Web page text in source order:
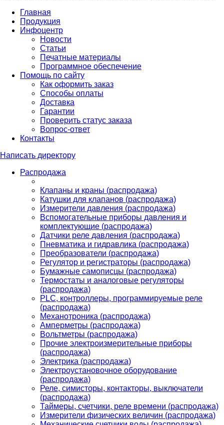
Главная
Продукция
Инфоцентр
Новости
Статьи
Печатные материалы
Программное обеспечение
Помощь по сайту
Как оформить заказ
Способы оплаты
Доставка
Гарантии
Проверить статус заказа
Вопрос-ответ
Контакты
Написать директору
Распродажа
Клапаны и краны (распродажа)
Катушки для клапанов (распродажа)
Измерители давления (распродажа)
Вспомогательные приборы давления и
комплектующие (распродажа)
Датчики реле давления (распродажа)
Пневматика и гидравлика (распродажа)
Преобразователи (распродажа)
Регулятор и регистраторы (распродажа)
Бумажные самописцы (распродажа)
Термостаты и аналоговые регуляторы
(распродажа)
PLС, контроллеры, программируемые реле
(распродажа)
Механотроника (распродажа)
Амперметры (распродажа)
Вольтметры (распродажа)
Прочие электроизмерительные приборы
(распродажа)
Электрика (распродажа)
Электроустановочное оборудование
(распродажа)
Реле, симисторы, контакторы, выключатели
(распродажа)
Таймеры, счетчики, реле времени (распродажа)
Измерители физических величин (распродажа)